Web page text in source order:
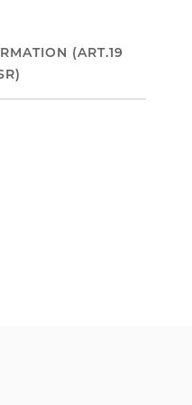
(ART.19